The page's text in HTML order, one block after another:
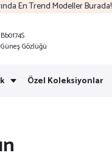
En Trend Modeller Burada! 🌍
Özel Koleksiyonlar